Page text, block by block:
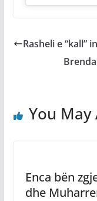
Rasheli e “kall”
You May
Enca bën
dhe